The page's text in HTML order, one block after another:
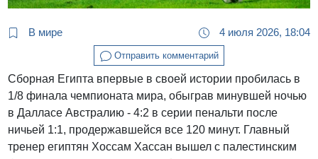
В мире 4 июля 2026, 18:04
Отправить комментарий
Сборная Египта впервые в своей истории пробилась в
1/8 финала чемпионата мира, обыграв минувшей ночью
в Далласе Австралию - 4:2 в серии пенальти после
ничьей 1:1, продержавшейся все 120 минут. Главный
тренер египтян Хоссам Хассан вышел с палестинским